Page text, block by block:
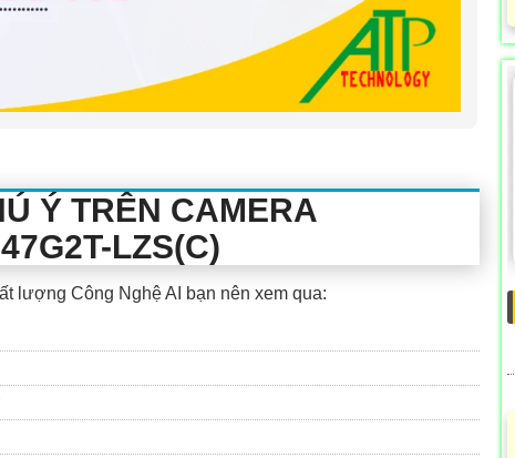
Ý TRÊN CAMERA
LZS(C)
lượng Công Nghệ AI bạn nên xem qua: